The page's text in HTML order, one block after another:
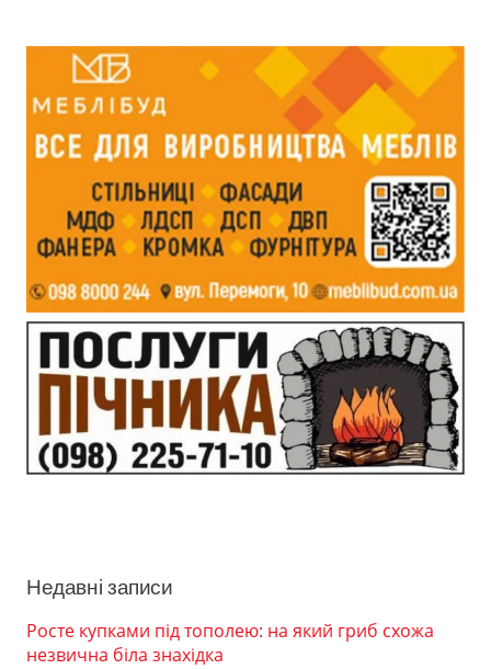
Недавні записи
Росте купками під тополею: на який гриб схожа
незвична біла знахідка